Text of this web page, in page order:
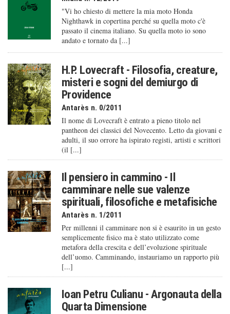
"Vi ho chiesto di mettere la mia moto Honda
Nighthawk in copertina perché su quella moto c'è
passato il cinema italiano. Su quella moto io sono
andato e tornato da [...]
H.P. Lovecraft - Filosofia, creature,
misteri e sogni del demiurgo di
Providence
Antarès n. 0/2011
Il nome di Lovecraft è entrato a pieno titolo nel
pantheon dei classici del Novecento. Letto da giovani e
adulti, il suo orrore ha ispirato registi, artisti e scrittori
(il [...]
Il pensiero in cammino - Il
camminare nelle sue valenze
spirituali, filosofiche e metafisiche
Antarès n. 1/2011
Per millenni il camminare non si è esaurito in un gesto
semplicemente fisico ma è stato utilizzato come
metafora della crescita e dell’evoluzione spirituale
dell’uomo. Camminando, instauriamo un rapporto più
[...]
Ioan Petru Culianu - Argonauta della
Quarta Dimensione